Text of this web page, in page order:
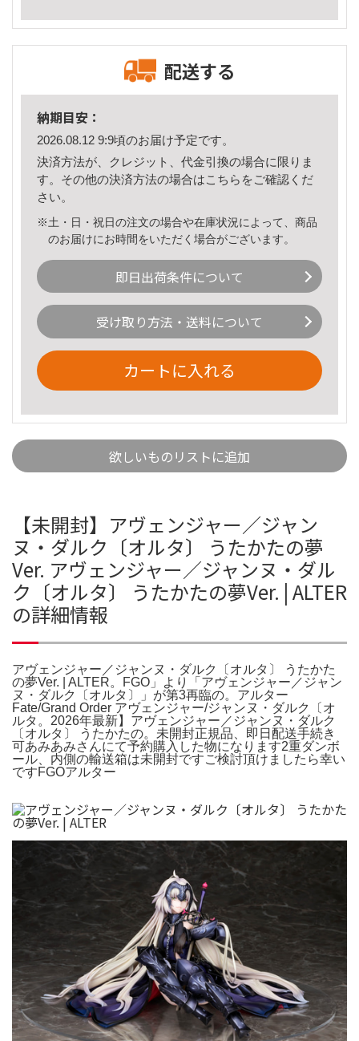
配送する
納期目安：
2026.08.12 9:9頃のお届け予定です。
決済方法が、クレジット、代金引換の場合に限りま
す。その他の決済方法の場合はこちら をご確認くだ
さい。
※土・日・祝日の注文の場合や在庫状況によって、商品
のお届けにお時間をいただく場合がございます。
即日出荷条件について
受け取り方法・送料について
カートに入れる
欲しいものリストに追加
【未開封】アヴェンジャー／ジャン
ヌ・ダルク〔オルタ〕 うたかたの夢
Ver. アヴェンジャー／ジャンヌ・ダル
ク〔オルタ〕 うたかたの夢Ver. | ALTER
の詳細情報
アヴェンジャー／ジャンヌ・ダルク〔オルタ〕 うたかた
の夢Ver. | ALTER。FGO」より「アヴェンジャー／ジャン
ヌ・ダルク〔オルタ〕」が第3再臨の。アルター
Fate/Grand Order アヴェンジャー/ジャンヌ・ダルク〔オ
ルタ。2026年最新】アヴェンジャー／ジャンヌ・ダルク
〔オルタ〕 うたかたの。未開封正規品、即日配送手続き
可あみあみさんにて予約購入した物になります2重ダンボ
ール、内側の輸送箱は未開封ですご検討頂けましたら幸い
ですFGOアルター